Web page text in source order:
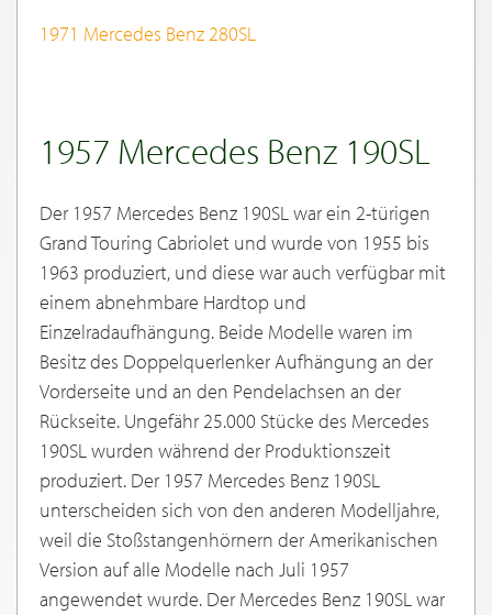
1971 Mercedes Benz 280SL
1957 Mercedes Benz 190SL
Der 1957 Mercedes Benz 190SL war ein 2-türigen
Grand Touring Cabriolet und wurde von 1955 bis
1963 produziert, und diese war auch verfügbar mit
einem abnehmbare Hardtop und
Einzelradaufhängung. Beide Modelle waren im
Besitz des Doppelquerlenker Aufhängung an der
Vorderseite und an den Pendelachsen an der
Rückseite. Ungefähr 25.000 Stücke des Mercedes
190SL wurden während der Produktionszeit
produziert. Der 1957 Mercedes Benz 190SL
unterscheiden sich von den anderen Modelljahre,
weil die Stoßstangenhörnern der Amerikanischen
Version auf alle Modelle nach Juli 1957
angewendet wurde. Der Mercedes Benz 190SL war